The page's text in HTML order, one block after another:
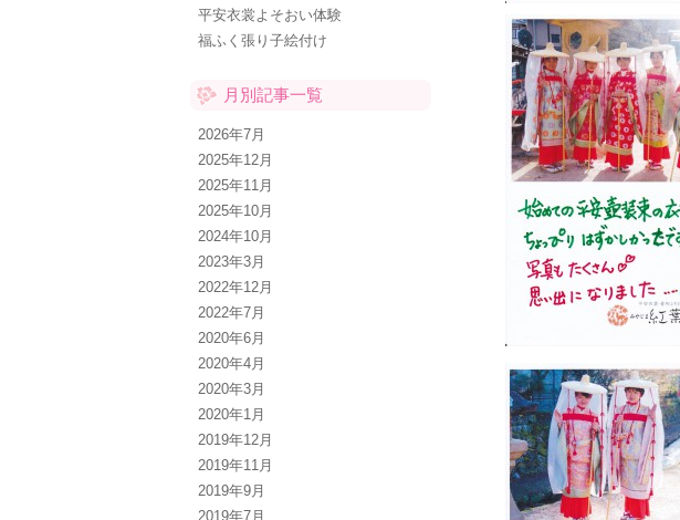
平安衣裳よそおい体験
福ふく張り子絵付け
月別記事一覧
2026年7月
2025年12月
2025年11月
2025年10月
2024年10月
2023年3月
2022年12月
2022年7月
2020年6月
2020年4月
2020年3月
2020年1月
2019年12月
2019年11月
2019年9月
2019年7月